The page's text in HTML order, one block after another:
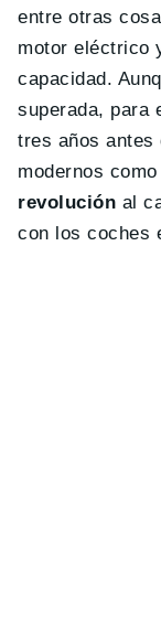
entre otras
motor eléctrico
capacidad.
superada, para
tres años antes
modernos
revolución al
con los coches